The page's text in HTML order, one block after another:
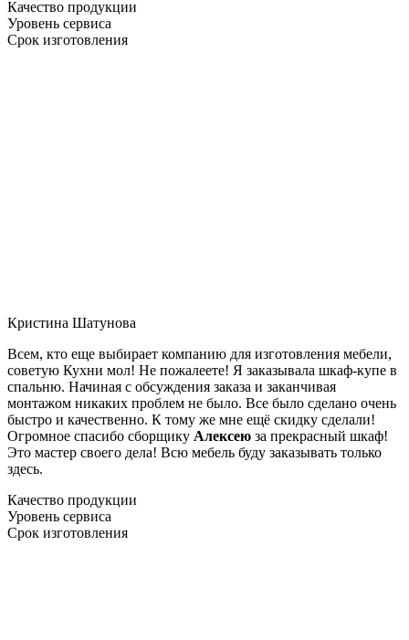
Качество продукции
Уровень сервиса
Срок изготовления
Кристина Шатунова
Всем, кто еще выбирает компанию для изготовления мебели,
советую Кухни мол! Не пожалеете! Я заказывала шкаф-купе в
спальню. Начиная с обсуждения заказа и заканчивая
монтажом никаких проблем не было. Все было сделано очень
быстро и качественно. К тому же мне ещё скидку сделали!
Огромное спасибо сборщику Алексею за прекрасный шкаф!
Это мастер своего дела! Всю мебель буду заказывать только
здесь.
Качество продукции
Уровень сервиса
Срок изготовления